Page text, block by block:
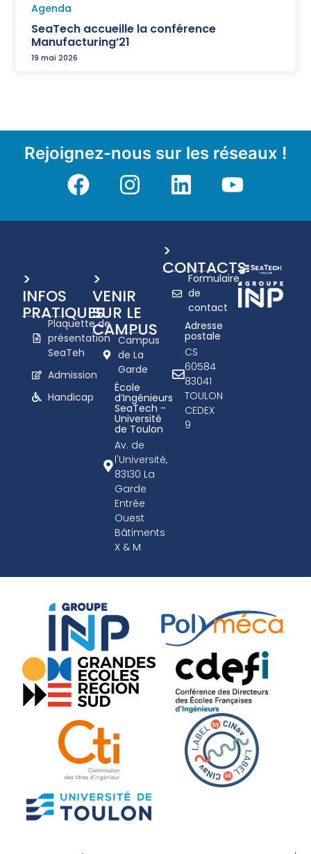
Agenda
SeaTech accueille la conférence
Manufacturing’21
19 mai 2026
Rejoignez-nous sur les réseaux !
>
CONTACTS
Formulaire
de
contact
Adresse
postale
CS
60584
83041
TOULON
CEDEX
9
>
VENIR
SUR LE
CAMPUS
Campus
de La
Garde
École
d’Ingénieurs
SeaTech -
Université
de Toulon
Av. de
l'Université,
83130 La
Garde
Entrée
Ouest
Bâtiments
X & M
>
INFOS
PRATIQUES
Plaquette de
présentation
SeaTeh
Admission
Handicap